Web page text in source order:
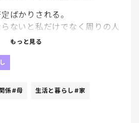
ばかりされる。
ないと私だけでなく周りの人
生の時に母が「育ちが良くな
知る人ぞ知る著名な会社の社
もっと見る
係#母 生活と暮らし #家